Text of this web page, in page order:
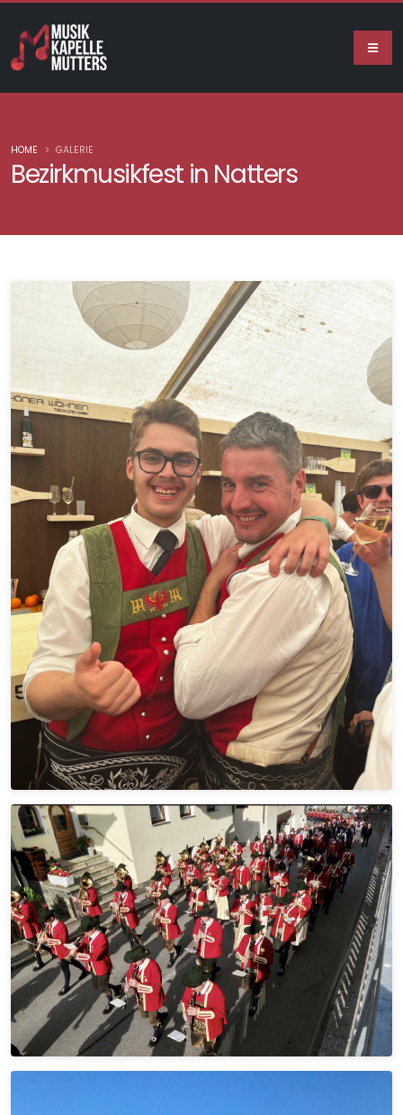
Bezirkmusikfest in Natters
HOME GALERIE